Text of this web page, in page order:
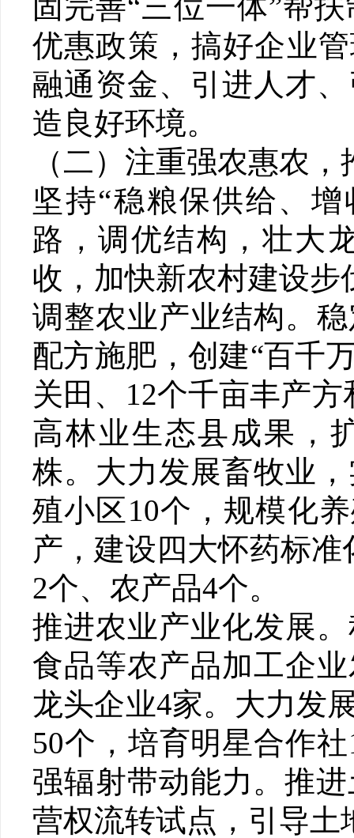
优惠政策，搞好企业
融通资金、引进人才
造良好环境。
（二）注重强农惠农
坚持“稳粮保供给、
路，调优结构，壮大
收，加快新农村建设步
调整农业产业结构。
配方施肥，创建“百千
关田、12个千亩丰产
高林业生态县成果，
株。大力发展畜牧业
殖小区10个，规模化
产，建设四大怀药标
2个、农产品4个。
推进农业产业化发展
食品等农产品加工企
龙头企业4家。大力发
50个，培育明星合作
强辐射带动能力。推
营权流转试点，引导